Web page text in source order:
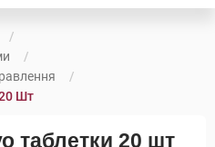
Шт
таблетки 20 шт